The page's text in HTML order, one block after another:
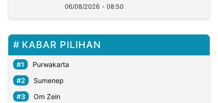
06/08/2026 - 08:50
KABAR PILIHAN
Purwakarta
Sumenep
Om Zein